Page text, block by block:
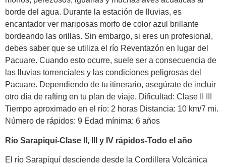
borde del agua. Durante la estación de lluvias, es
encantador ver mariposas morfo de color azul brillante
bordeando las orillas. Sin embargo, si eres un profesional,
debes saber que se utiliza el río Reventazón en lugar del
Pacuare. Cuando esto ocurre, suele ser a consecuencia de
las lluvias torrenciales y las condiciones peligrosas del
Pacuare. Dependiendo de tu itinerario, asegúrate de incluir
otro día de rafting en tu plan de viaje. Dificultad: Clase II III
Tiempo aproximado en el río: 2 horas Distancia: 10 km/7 mi.
Número de rápidos: 9 Edad mínima: 6 años
Río Sarapiquí-Clase II, III y IV rápidos-Todo el año
El río Sarapiquí desciende desde la Cordillera Volcánica